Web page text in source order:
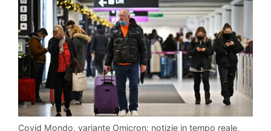
Covid Mondo, variante Omicron: notizie in tempo reale,